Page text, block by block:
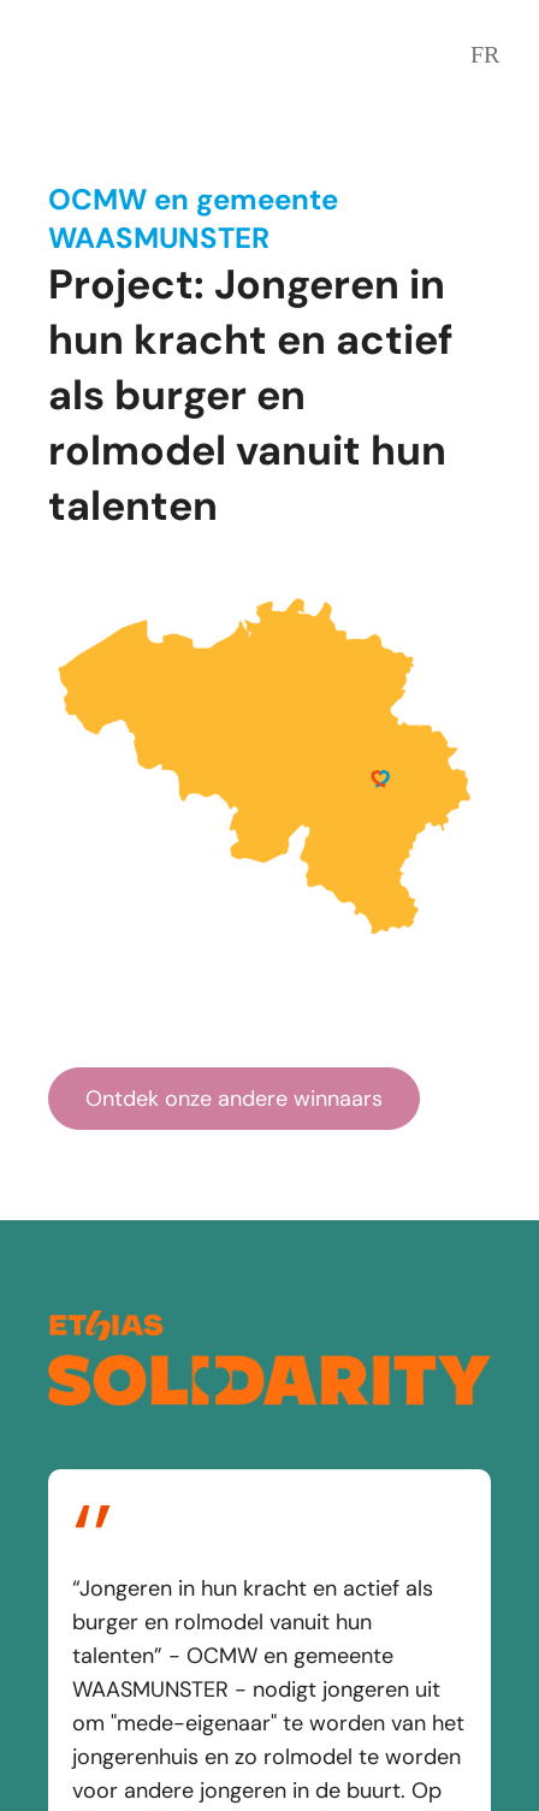
FR
OCMW en gemeente
WAASMUNSTER
Project: Jongeren in
hun kracht en actief
als burger en
rolmodel vanuit hun
talenten
Ontdek onze andere winnaars
‘’
“Jongeren in hun kracht en actief als
burger en rolmodel vanuit hun
talenten” - OCMW en gemeente
WAASMUNSTER - nodigt jongeren uit
om "mede-eigenaar" te worden van het
jongerenhuis en zo rolmodel te worden
voor andere jongeren in de buurt. Op